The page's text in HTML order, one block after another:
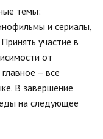
темы:
и сериалы,
участие в
от
– все
В завершение
на следующее